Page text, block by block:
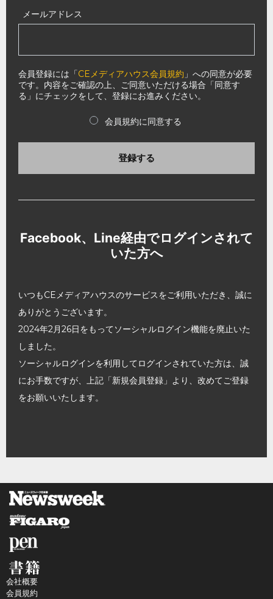
メールアドレス
会員登録には「CEメディアハウス会員規約 」への同意が必要
です。内容をご確認の上、ご同意いただける場合「同意す
る」にチェックをして、登録にお進みください。
会員規約に同意する
登録する
Facebook、Line経由でログインされて
いた方へ
いつもCEメディアハウスのサービスをご利用いただき、誠に
ありがとうございます。
2024年2月26日をもってソーシャルログイン機能を廃止いた
しました。
ソーシャルログインを利用してログインされていた方は、誠
にお手数ですが、上記「新規会員登録」より、改めてご登録
をお願いいたします。
会社概要
会員規約